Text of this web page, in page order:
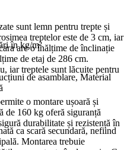
în kg/m²
de asamblare, Material
ca scară secundară, nefiind
Montarea trebuie
sunt lemn pentru trepte și
treptelor este de 3 cm, iar
are o înălțime de înclinație
de etaj de 286 cm.
iar treptele sunt lăcuite pentru
o montare ușoară și
de 160 kg oferă siguranță
durabilitate și rezistență în